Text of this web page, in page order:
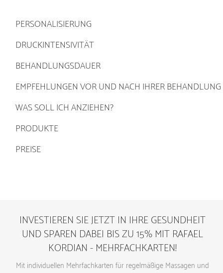
PERSONALISIERUNG
DRUCKINTENSIVITÄT
BEHANDLUNGSDAUER
EMPFEHLUNGEN VOR UND NACH IHRER BEHANDLUNG
WAS SOLL ICH ANZIEHEN?
PRODUKTE
PREISE
INVESTIEREN SIE JETZT IN IHRE GESUNDHEIT
UND SPAREN DABEI BIS ZU 15% MIT RAFAEL
KORDIAN - MEHRFACHKARTEN!
Mit individuellen Mehrfachkarten für regelmäßige Massagen und